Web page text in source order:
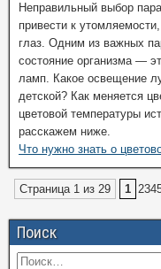
Неправильный выбор
привести к
глаз. Одним из важных
состояние организма —
ламп. Какое освещение
детской? Как меняется
цветовой температуры
расскажем ниже.
Что нужно знать о
Страница 1 из 29 1
Поиск
Найти: